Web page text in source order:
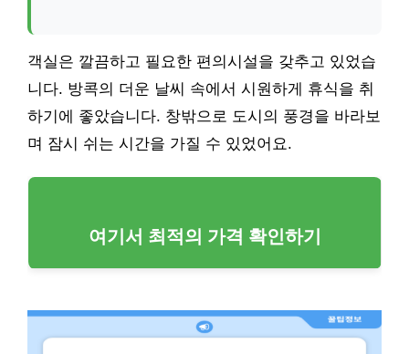
객실은 깔끔하고 필요한 편의시설을 갖추고 있었습
니다. 방콕의 더운 날씨 속에서 시원하게 휴식을 취
하기에 좋았습니다. 창밖으로 도시의 풍경을 바라보
며 잠시 쉬는 시간을 가질 수 있었어요.
여기서 최적의 가격 확인하기